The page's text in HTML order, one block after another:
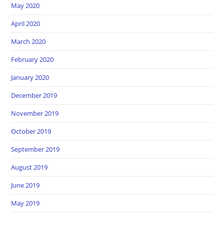
May 2020
April 2020
March 2020
February 2020
January 2020
December 2019
November 2019
October 2019
September 2019
August 2019
June 2019
May 2019